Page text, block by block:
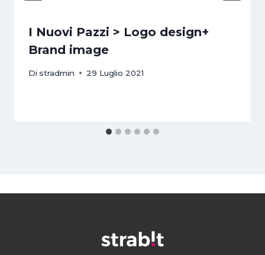
I Nuovi Pazzi > Logo design+
Brand image
Di stradmin 29 Luglio 2021